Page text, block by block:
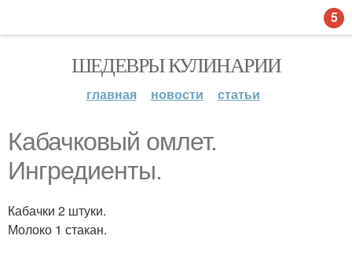
ШЕДЕВРЫ КУЛИНАРИИ
главная новости статьи
Кабачковый омлет.
Ингредиенты.
Кабачки 2 штуки.
Молоко 1 стакан.
5